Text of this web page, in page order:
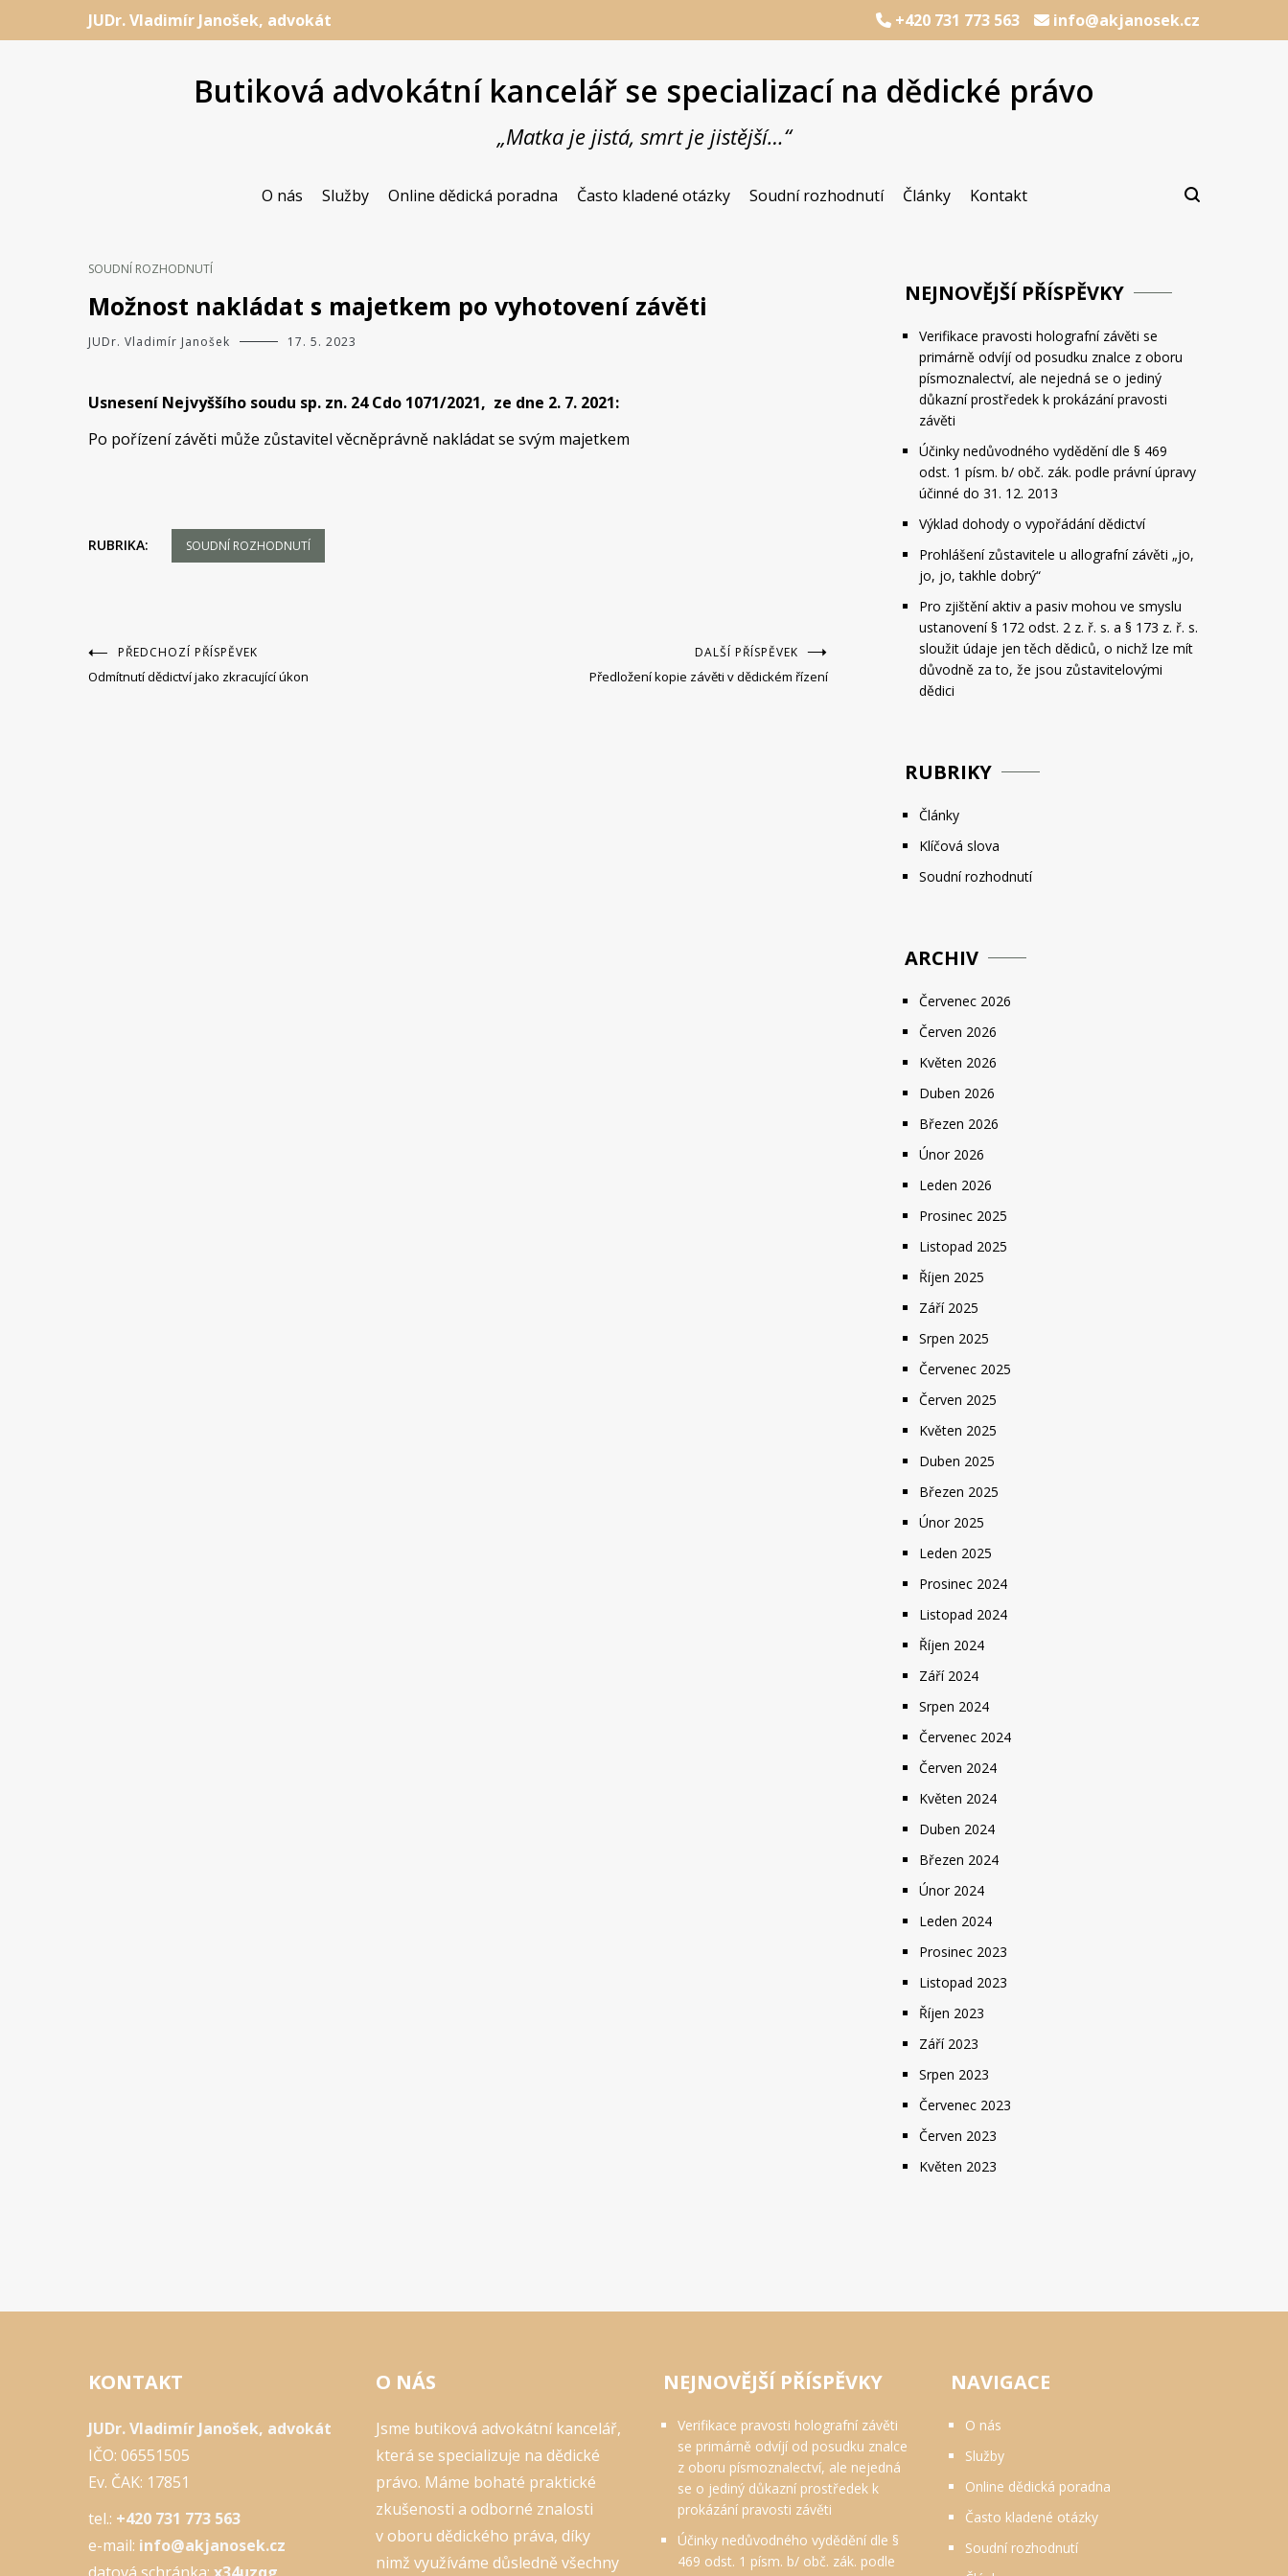
JUDr. Vladimír Janošek, advokát +420 731 773 563 info@akjanosek.cz
Butiková advokátní kancelář se specializací na dědické právo
„Matka je jistá, smrt je jistější…“
O nás Služby Online dědická poradna Často kladené otázky Soudní rozhodnutí Články Kontakt
SOUDNÍ ROZHODNUTÍ
Možnost nakládat s majetkem po vyhotovení závěti
JUDr. Vladimír Janošek 17. 5. 2023
Usnesení Nejvyššího soudu sp. zn. 24 Cdo 1071/2021, ze dne 2. 7. 2021:
Po pořízení závěti může zůstavitel věcněprávně nakládat se svým majetkem
RUBRIKA: SOUDNÍ ROZHODNUTÍ
Navigace
pro
PŘEDCHOZÍ PŘÍSPĚVEK
Odmítnutí dědictví jako zkracující úkon
DALŠÍ PŘÍSPĚVEK
Předložení kopie závěti v dědickém řízení
NEJNOVĚJŠÍ PŘÍSPĚVKY
Verifikace pravosti holografní závěti se
primárně odvíjí od posudku znalce z oboru
písmoznalectví, ale nejedná se o jediný
důkazní prostředek k prokázání pravosti
závěti
Účinky nedůvodného vydědění dle § 469
odst. 1 písm. b/ obč. zák. podle právní úpravy
účinné do 31. 12. 2013
Výklad dohody o vypořádání dědictví
Prohlášení zůstavitele u allografní závěti „jo,
jo, jo, takhle dobrý“
Pro zjištění aktiv a pasiv mohou ve smyslu
ustanovení § 172 odst. 2 z. ř. s. a § 173 z. ř. s.
sloužit údaje jen těch dědiců, o nichž lze mít
důvodně za to, že jsou zůstavitelovými
dědici
RUBRIKY
Články
Klíčová slova
Soudní rozhodnutí
ARCHIV
Červenec 2026
Červen 2026
Květen 2026
Duben 2026
Březen 2026
Únor 2026
Leden 2026
Prosinec 2025
Listopad 2025
Říjen 2025
Září 2025
Srpen 2025
Červenec 2025
Červen 2025
Květen 2025
Duben 2025
Březen 2025
Únor 2025
Leden 2025
Prosinec 2024
Listopad 2024
Říjen 2024
Září 2024
Srpen 2024
Červenec 2024
Červen 2024
Květen 2024
Duben 2024
Březen 2024
Únor 2024
Leden 2024
Prosinec 2023
Listopad 2023
Říjen 2023
Září 2023
Srpen 2023
Červenec 2023
Červen 2023
Květen 2023
KONTAKT
JUDr. Vladimír Janošek, advokát
IČO: 06551505
Ev. ČAK: 17851
tel.: +420 731 773 563
e-mail: info@akjanosek.cz
O NÁS
Jsme butiková advokátní kancelář,
která se specializuje na dědické
právo. Máme bohaté praktické
zkušenosti a odborné znalosti
v oboru dědického práva, díky
nimž využíváme důsledně všechny
NEJNOVĚJŠÍ PŘÍSPĚVKY
Verifikace pravosti holografní závěti
se primárně odvíjí od posudku znalce
z oboru písmoznalectví, ale nejedná
se o jediný důkazní prostředek k
prokázání pravosti závěti
Účinky nedůvodného vydědění dle §
469 odst. 1 písm. b/ obč. zák. podle
NAVIGACE
O nás
Služby
Online dědická poradna
Často kladené otázky
Soudní rozhodnutí